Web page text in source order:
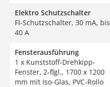
Elektro Schutzschalter
FI-Schutzschalter, 30 mA, bis
40 A
Fensterausführung
1 x Kunststoff-Drehkipp-
Fenster, 2-flgl., 1700 x 1200
mm mit Iso-Glas, PVC-Rollo